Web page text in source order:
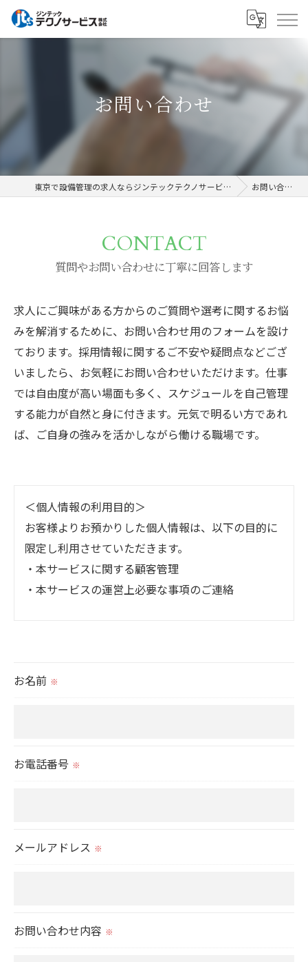
お問い合わせ
東京で設備管理の求人ならジンテックテクノサービス株式会社 お問い合わせ
質問やお問い合わせに丁寧に回答します
CONTACT
求人にご興味がある方からのご質問や選考に関するお悩
みを解消するために、お問い合わせ用のフォームを設け
ております。採用情報に関するご不安や疑問点などござ
いましたら、お気軽にお問い合わせいただけます。仕事
では自由度が高い場面も多く、スケジュールを自己管理
する能力が自然と身に付きます。元気で明るい方であれ
ば、ご自身の強みを活かしながら働ける職場です。
＜個人情報の利用目的＞
お客様よりお預かりした個人情報は、以下の目的に
限定し利用させていただきます。
・本サービスに関する顧客管理
・本サービスの運営上必要な事項のご連絡
られた場合を除き、
当社では、利用目的の達成に必要な範囲において、
お名前 ※
お電話番号 ※
メールアドレス ※
お問い合わせ内容 ※